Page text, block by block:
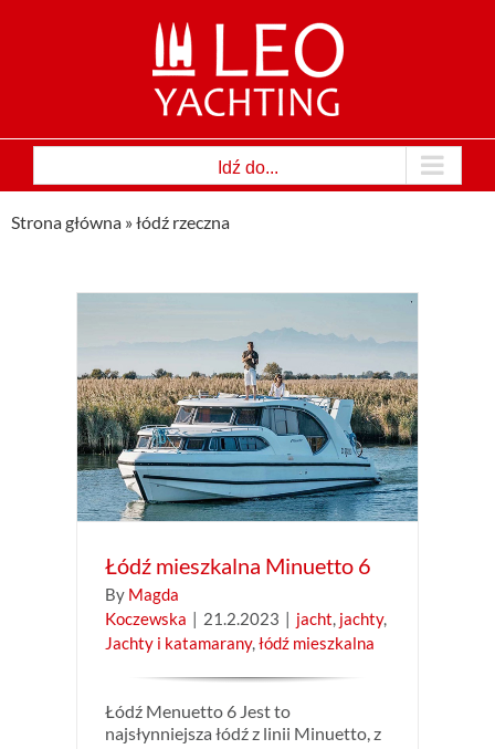
Idź do...
Strona główna »łódź rzeczna
Łódź mieszkalna Minuetto 6
By Magda
Koczewska | 21.2.2023 | jacht jachty,
Jachty i katamarany, łódź mieszkalna
Łódź Menuetto 6 Jest to
najsłynniejsza łódź z linii Minuetto, z